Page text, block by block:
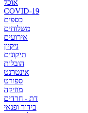
אוכל
COVID-19
כספים
משלוחים
אירועים
ניקיון
תיקונים
הובלות
אינטרנט
ספורט
מוזיקה
דת - חרדים
בידור ופנאי